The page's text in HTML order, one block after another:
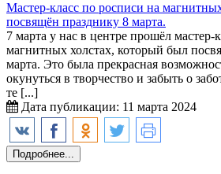
Мастер-класс по росписи на
посвящён празднику 8 марта.
7 марта у нас в центре прошёл мастер-
магнитных холстах, который был
марта. Это была прекрасная
окунуться в творчество и забыть о
те [...]
Дата публикации: 11 марта 2024
Подробнее...